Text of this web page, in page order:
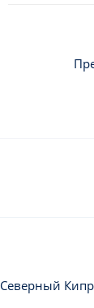
Северный Кипр